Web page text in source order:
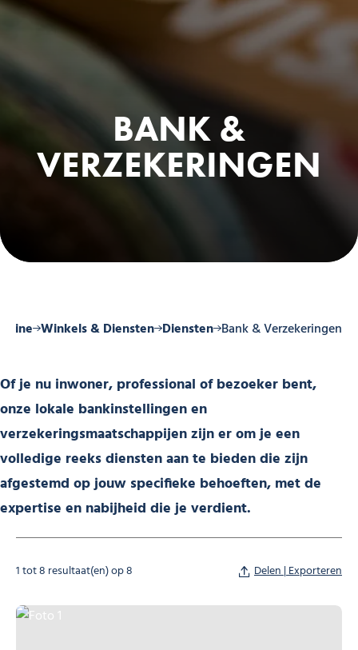
BANK &
VERZEKERINGEN
Winkels & Diensten Diensten Bank & Verzekeringen
Of je nu inwoner, professional of bezoeker bent,
onze lokale bankinstellingen en
verzekeringsmaatschappijen zijn er om je een
volledige reeks diensten aan te bieden die zijn
afgestemd op jouw specifieke behoeften, met de
expertise en nabijheid die je verdient.
1 tot 8 resultaat(en) op 8 Delen | Exporteren
Foto 1